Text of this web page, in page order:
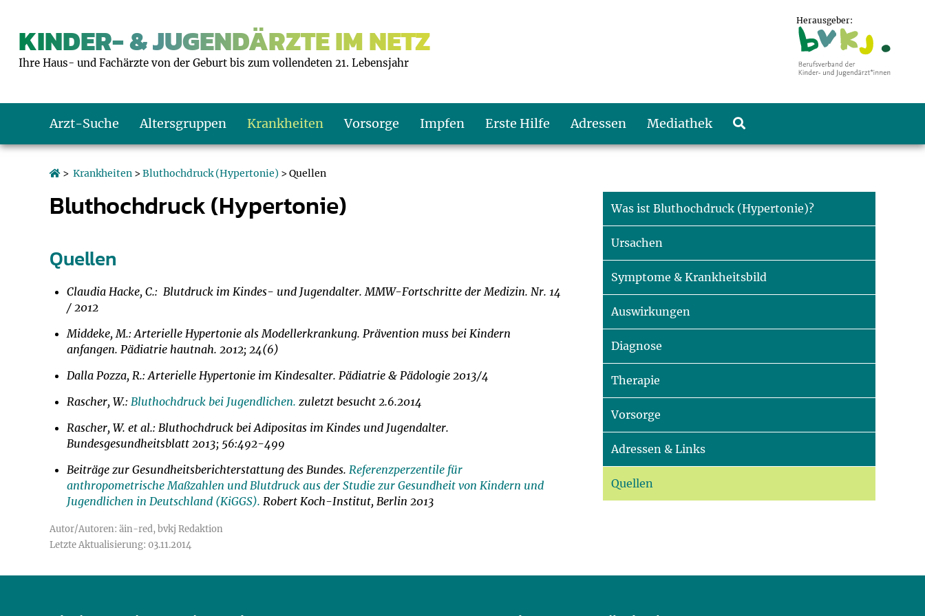
KINDER- & JUGENDÄRZTE IM NETZ
Ihre Haus- und Fachärzte von der Geburt bis zum vollendeten 21. Lebensjahr
Herausgeber:
Arzt-Suche Altersgruppen
Kleinkinder
Krankheiten Vorsorge
Kleinkind: U7 bis U9
Impfen
Impfen: Wann und wie oft?
Häufige Fragen
Recht auf Impfung
Vorsorge- und Impferinnerung
Erste Hilfe
Giftnotruf
Adressen
Sozialpädiatrie
Mediathek
Körpergrößen-Rechner
Hörlexikon
Material zu den Vorsorgen
Entwicklungskalender
Broschüren und Informationsflyer
U0-Vorsorge
> Krankheiten >Bluthochdruck (Hypertonie) > Quellen
Bluthochdruck (Hypertonie)
Quellen
Claudia Hacke, C.: Blutdruck im Kindes- und Jugendalter. MMW-Fortschritte der Medizin. Nr. 14
/ 2012
Middeke, M.: Arterielle Hypertonie als Modellerkrankung. Prävention muss bei Kindern
anfangen. Pädiatrie hautnah. 2012; 24(6)
Dalla Pozza, R.: Arterielle Hypertonie im Kindesalter. Pädiatrie & Pädologie 2013/4
Rascher, W.: Bluthochdruck bei Jugendlichen. zuletzt besucht 2.6.2014
Rascher, W. et al.: Bluthochdruck bei Adipositas im Kindes und Jugendalter.
Bundesgesundheitsblatt 2013; 56:492-499
Beiträge zur Gesundheitsberichterstattung des Bundes. Referenzperzentile für
anthropometrische Maßzahlen und Blutdruck aus der Studie zur Gesundheit von Kindern und
Jugendlichen in Deutschland (KiGGS). Robert Koch-Institut, Berlin 2013
Autor/Autoren: äin-red, bvkj Redaktion
Letzte Aktualisierung: 03.11.2014
Was ist Bluthochdruck (Hypertonie)?
Ursachen
Symptome & Krankheitsbild
Auswirkungen
Diagnose
Therapie
Vorsorge
Adressen & Links
Quellen